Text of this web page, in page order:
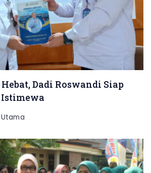
Dadi Roswandi Siap
Utama